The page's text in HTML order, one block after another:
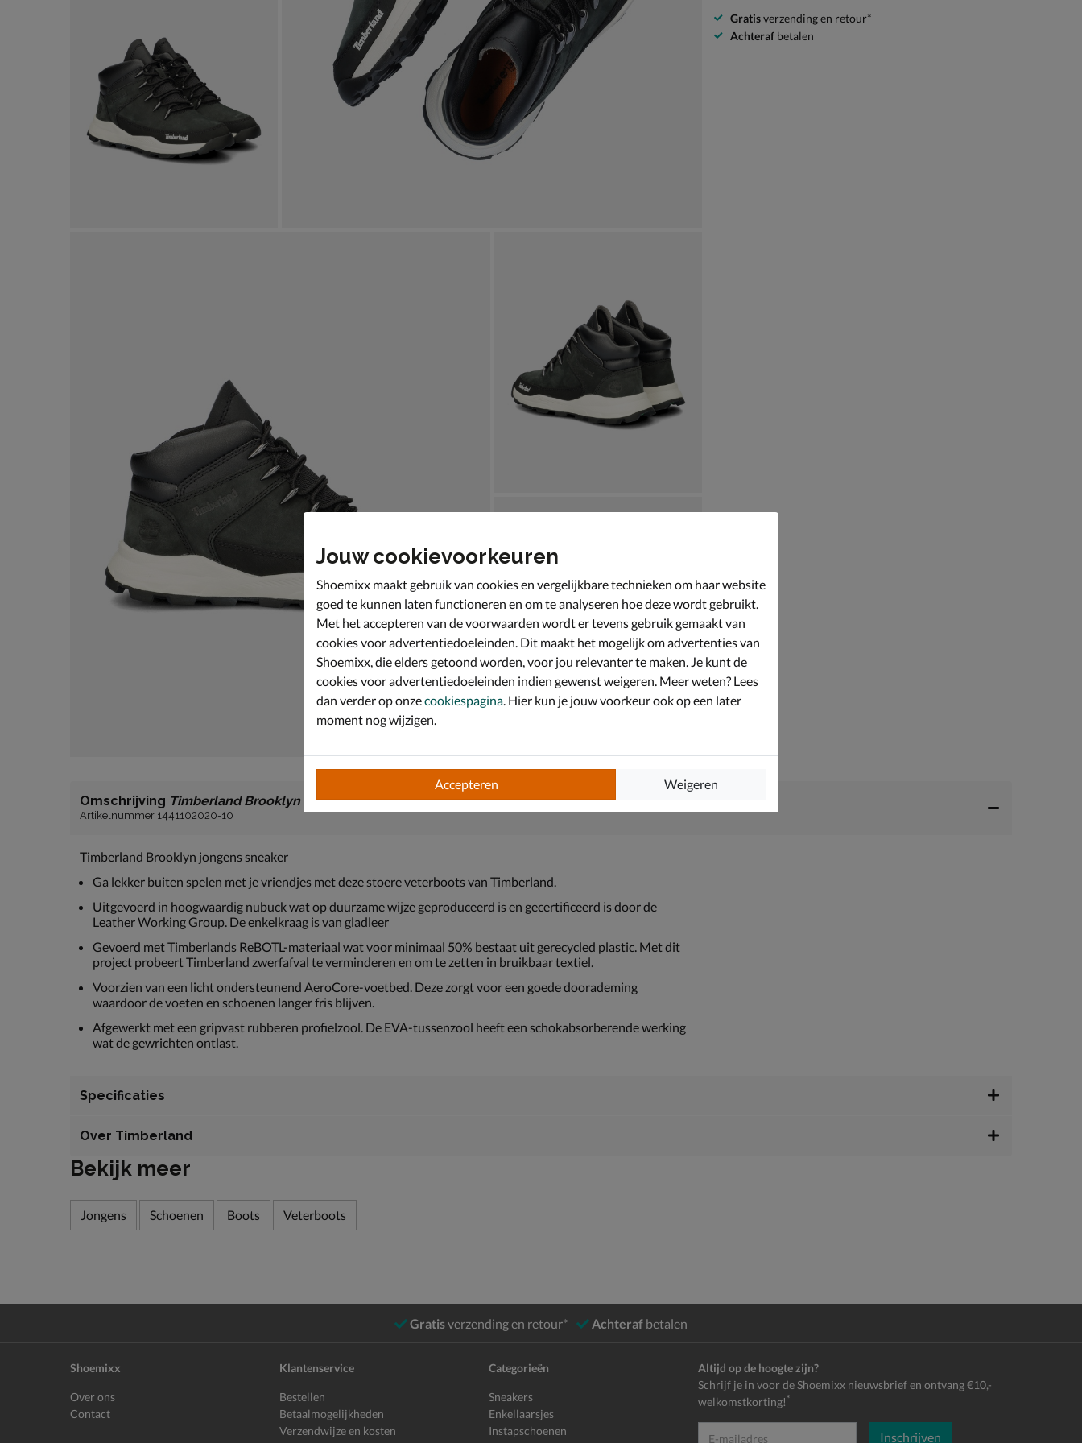
Gratisverzending en retour*
Achteraf betalen
Omschrijving Timberland Brooklyn
Artikelnummer 1441102020-10
Timberland Brooklyn jongens sneaker
Ga lekker buiten spelen met je vriendjes met deze stoere veterboots van Timberland.
Uitgevoerd in hoogwaardig nubuck wat op duurzame wijze geproduceerd is en gecertificeerd is door de
Leather Working Group. De enkelkraag is van gladleer
Gevoerd met Timberlands ReBOTL-materiaal wat voor minimaal 50% bestaat uit gerecycled plastic. Met dit
project probeert Timberland zwerfafval te verminderen en om te zetten in bruikbaar textiel.
Voorzien van een licht ondersteunend AeroCore-voetbed. Deze zorgt voor een goede doorademing
waardoor de voeten en schoenen langer fris blijven.
Afgewerkt met een gripvast rubberen profielzool. De EVA-tussenzool heeft een schokabsorberende werking
wat de gewrichten ontlast.
Specificaties
Over Timberland
Bekijk meer
Jongens Schoenen Boots Veterboots
Gratisverzending en retour* Achteraf betalen
Shoemixx
Over ons
Contact
Klantenservice
Bestellen
Betaalmogelijkheden
Verzendwijze en kosten
Categorieën
Sneakers
Enkellaarsjes
Instapschoenen
Altijd op de hoogte zijn?
Schrijf je in voor de Shoemixx nieuwsbrief en ontvang €10,-
welkomstkorting! *
E-mailadres Inschrijven
Jouw cookievoorkeuren
Shoemixx maakt gebruik van cookies en vergelijkbare technieken om haar website
goed te kunnen laten functioneren en om te analyseren hoe deze wordt gebruikt.
Met het accepteren van de voorwaarden wordt er tevens gebruik gemaakt van
cookies voor advertentiedoeleinden. Dit maakt het mogelijk om advertenties van
Shoemixx, die elders getoond worden, voor jou relevanter te maken. Je kunt de
cookies voor advertentiedoeleinden indien gewenst weigeren. Meer weten? Lees
dan verder op onzecookiespagina. Hier kun je jouw voorkeur ook op een later
moment nog wijzigen.
Accepteren Weigeren